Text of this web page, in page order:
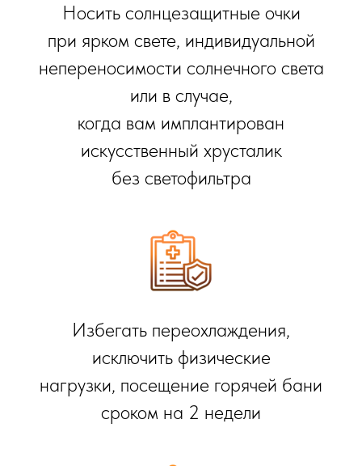
Носить солнцезащитные очки
при ярком свете, индивидуальной
непереносимости солнечного света
или в случае,
когда вам имплантирован
искусственный хрусталик
без светофильтра
Избегать переохлаждения,
исключить физические
нагрузки, посещение горячей бани
сроком на 2 недели